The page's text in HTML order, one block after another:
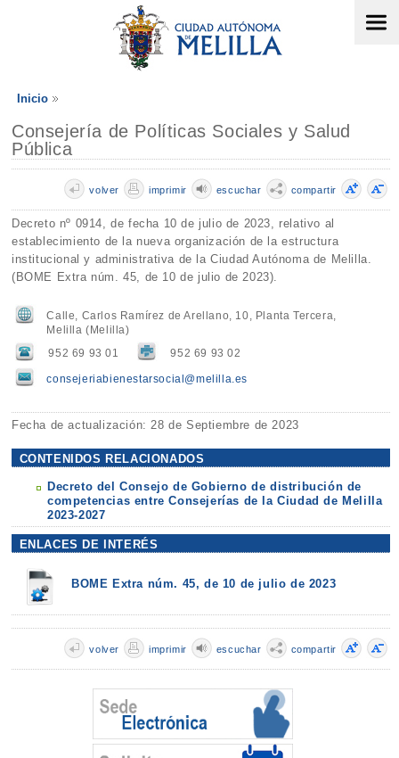
Inicio
Consejería de Políticas Sociales y Salud
Pública
compartir
escuchar
imprimir
volver
Decreto nº 0914, de fecha 10 de julio de 2023, relativo al
establecimiento de la nueva organización de la estructura
institucional y administrativa de la Ciudad Autónoma de Melilla.
(BOME Extra núm. 45, de 10 de julio de 2023).
Calle, Carlos Ramírez de Arellano, 10, Planta Tercera,
Melilla (Melilla)
952 69 93 01
952 69 93 02
consejeriabienestarsocial@melilla.es
Fecha de actualización: 28 de Septiembre de 2023
CONTENIDOS RELACIONADOS
Decreto del Consejo de Gobierno de distribución de
competencias entre Consejerías de la Ciudad de Melilla
2023-2027
ENLACES DE INTERÉS
BOME Extra núm. 45, de 10 de julio de 2023
compartir
escuchar
imprimir
volver